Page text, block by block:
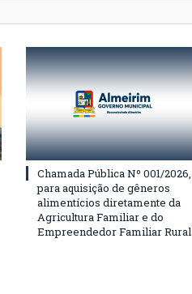
Chamada Pública Nº 001/2026,
para aquisição de gêneros
alimentícios diretamente da
Agricultura Familiar e do
Empreendedor Familiar Rural